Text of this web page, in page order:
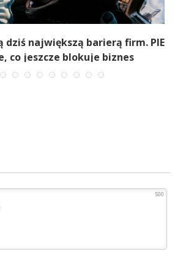
dziś największą barierą firm. PIE
co jeszcze blokuje biznes
500